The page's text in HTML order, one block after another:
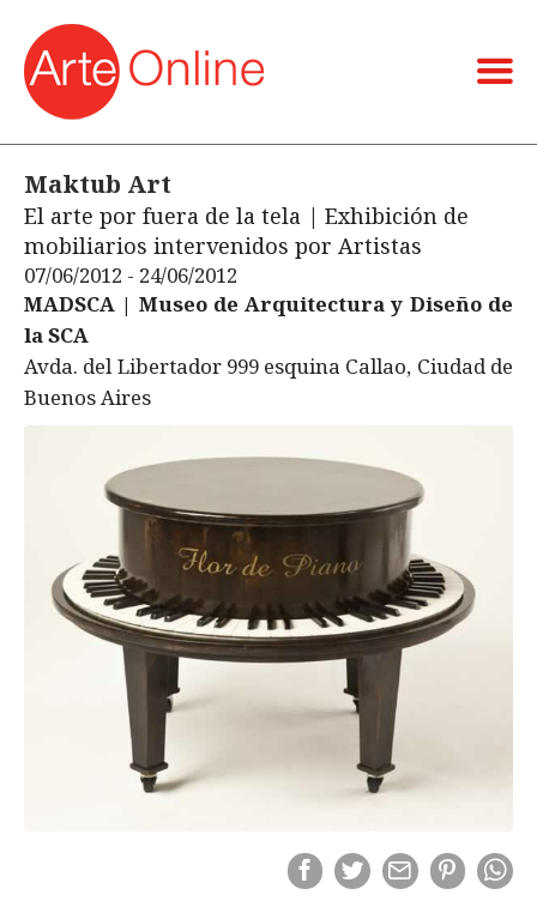
Maktub Art
El arte por fuera de la tela | Exhibición de
mobiliarios intervenidos por Artistas
07/06/2012 - 24/06/2012
MADSCA | Museo de Arquitectura y Diseño de
la SCA
Avda. del Libertador 999 esquina Callao, Ciudad de
Buenos Aires